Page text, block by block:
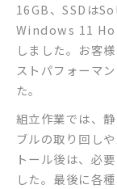
16GB、SSDは
Windows 11
しました。お客
ストパフォーマ
た。
組立作業では、
ブルの取り回し
トール後は、必
した。最後に各